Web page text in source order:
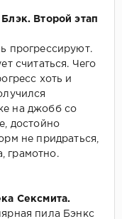
Второй этап
прогрессируют.
считаться. Чего
хоть и
на джобб со
достойно
не придраться,
грамотно.
Сексмита.
пила Бэнкс